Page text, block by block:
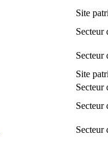
Site
Secteur
Secteur
Site
Secteur
Secteur
Secteur